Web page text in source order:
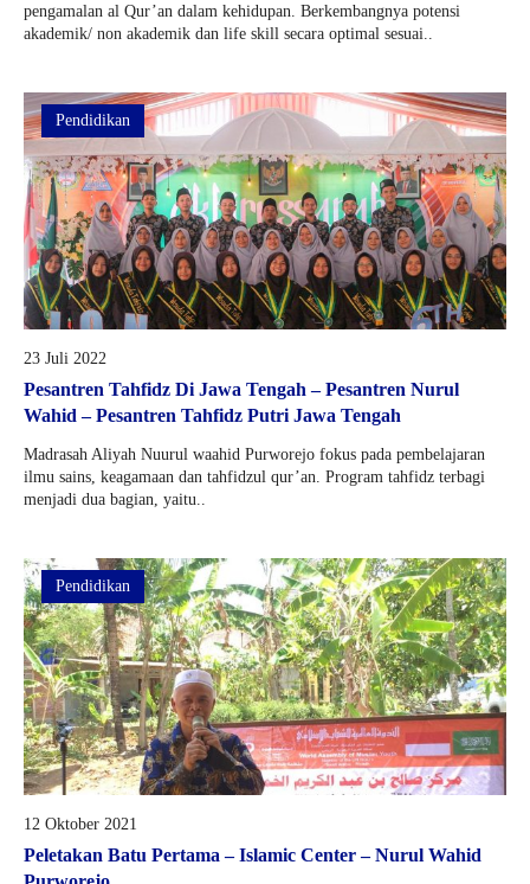
pengamalan al Qur’an dalam kehidupan. Berkembangnya potensi
akademik/ non akademik dan life skill secara optimal sesuai..
Pendidikan
23 Juli 2022
Pesantren Tahfidz Di Jawa Tengah – Pesantren Nurul
Wahid – Pesantren Tahfidz Putri Jawa Tengah
Madrasah Aliyah Nuurul waahid Purworejo fokus pada pembelajaran
ilmu sains, keagamaan dan tahfidzul qur’an. Program tahfidz terbagi
menjadi dua bagian, yaitu..
Pendidikan
12 Oktober 2021
Peletakan Batu Pertama – Islamic Center – Nurul Wahid